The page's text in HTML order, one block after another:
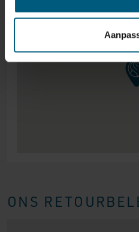
Levering
Onze boxsprings worden
en België (verzending naar
alleen mogelijk tot aan
boxspring klaar staat voor
bedrijf contact met u op
grond. De boxspring wordt
maar toch kan het
ONS